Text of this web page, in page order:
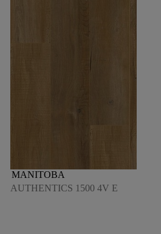
MANITOBA
AUTHENTICS 1500 4V E